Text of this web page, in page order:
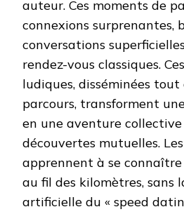
auteur. Ces moments de
connexions surprenantes,
conversations
rendez-vous classiques.
ludiques, disséminées
parcours, transforment
en une aventure
découvertes mutuelles.
apprennent à se
au fil des kilomètres, sans
artificielle du « speed